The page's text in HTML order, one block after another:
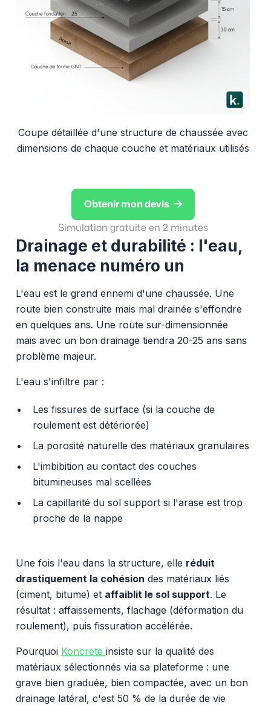
Coupe détaillée d'une structure de chaussée avec
dimensions de chaque couche et matériaux utilisés
Obtenir mon devis 
Simulation gratuite en 2 minutes
Drainage et durabilité : l'eau,
la menace numéro un
L'eau est le grand ennemi d'une chaussée. Une
route bien construite mais mal drainée s'effondre
en quelques ans. Une route sur-dimensionnée
mais avec un bon drainage tiendra 20-25 ans sans
problème majeur.
L'eau s'infiltre par :
Les fissures de surface (si la couche de
roulement est détériorée)
La porosité naturelle des matériaux granulaires
L'imbibition au contact des couches
bitumineuses mal scellées
La capillarité du sol support si l'arase est trop
proche de la nappe
Une fois l'eau dans la structure, elle réduit
drastiquement la cohésion des matériaux liés
(ciment, bitume) et affaiblit le sol support. Le
résultat : affaissements, flachage (déformation du
roulement), puis fissuration accélérée.
Pourquoi Koncrete insiste sur la qualité des
matériaux sélectionnés via sa plateforme : une
grave bien graduée, bien compactée, avec un bon
drainage latéral, c'est 50 % de la durée de vie